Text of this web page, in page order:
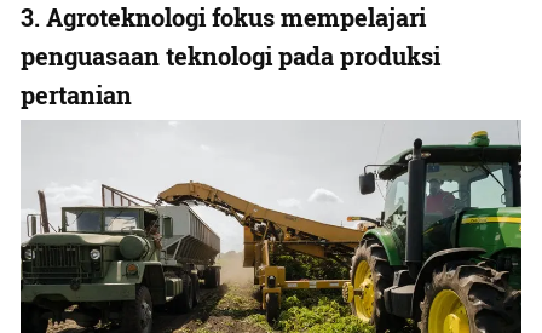
3. Agroteknologi fokus mempelajari
penguasaan teknologi pada produksi
pertanian